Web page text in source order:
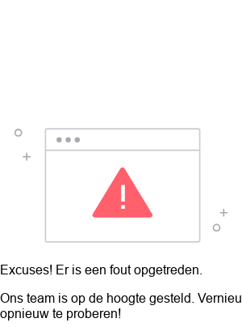
Excuses! Er is een fout opgetreden.
Ons team is op de hoogte gesteld.
opnieuw te proberen!